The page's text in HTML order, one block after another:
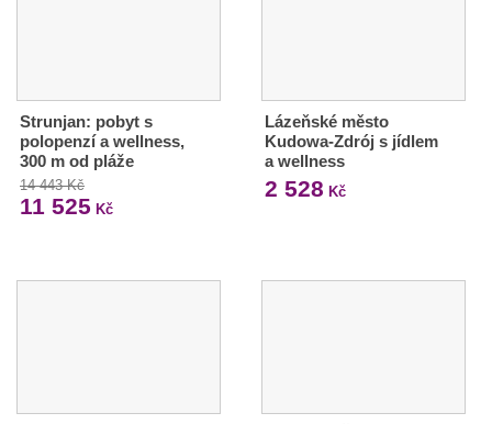
Strunjan: pobyt s
polopenzí a wellness,
300 m od pláže
14 443 Kč
11 525 Kč
Lázeňské město
Kudowa-Zdrój s jídlem
a wellness
2 528 Kč